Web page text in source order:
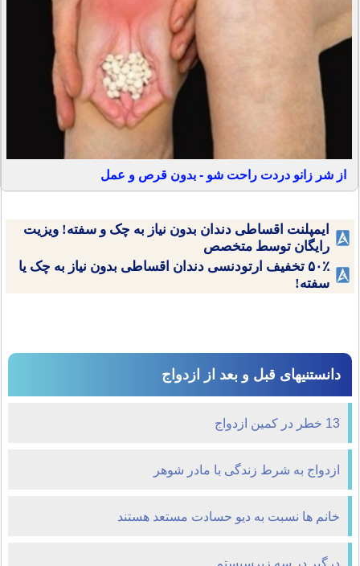
از شر زانو دردت راحت شو - بدون قرص و عمل
ایمپلنت اقساطی دندان بدون نیاز به چک و سفته! ویزیت
رایگان توسط متخصص
۵۰٪ تخفیف ارتودنسی دندان اقساطی بدون نیاز به چک یا
سفته!
دانستنیهای قبل و بعد از ازدواج
13 خطر در کمين ازدواج
ازدواج به شرط زندگی با مادر شوهر
خانم ها نسبت به ديو حسادت مستعد هستند